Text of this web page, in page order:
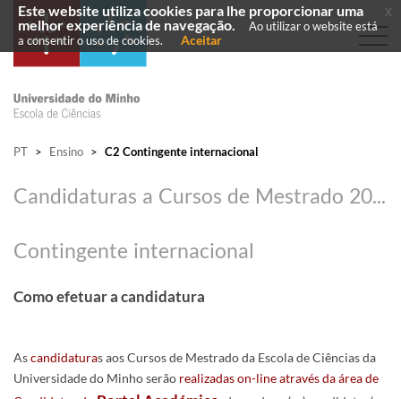
PT > Ensino > C2 Contingente internacional
Candidaturas a Cursos de Mestrado 2026/2027
Contingente internacional
Como efetuar a candidatura
Ascandidaturas aos Cursos de Mestrado da Escola de Ciências da
Universidade do Minho serão realizadas on-line através da área de
Este website utiliza cookies para lhe proporcionar uma
melhor experiência de navegação.
Ao utilizar o website está
a consentir o uso de cookies.
Aceitar
x